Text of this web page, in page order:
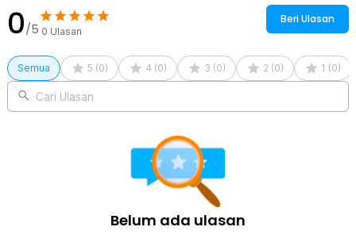
0/5 0 Ulasan
Beri Ulasan
Semua 5 (0) 4 (0) 3 (0) 2 (0) 1 (0)
Cari Ulasan
Belum ada ulasan